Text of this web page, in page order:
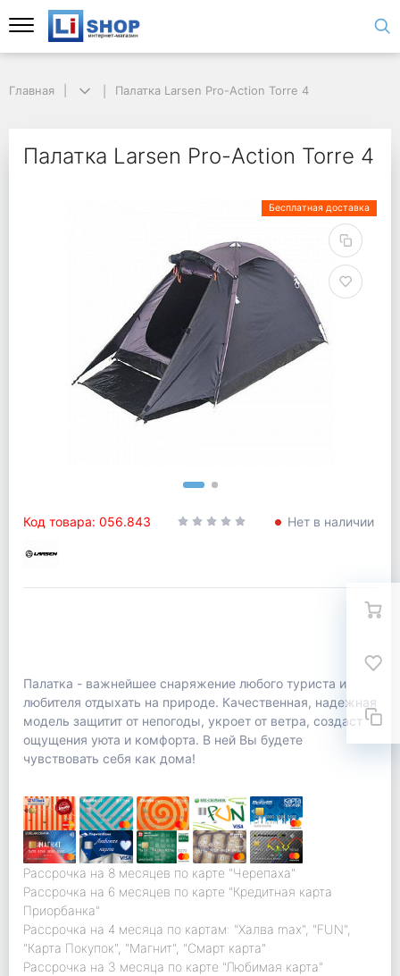
Главная Палатка Larsen Pro-Action Torre 4
Палатка Larsen Pro-Action Torre 4
Бесплатная доставка
Код товара: 056.843 Нет в наличии
Палатка - важнейшее снаряжение любого туриста и
любителя отдыхать на природе. Качественная, надежная
модель защитит от непогоды, укроет от ветра, создаст
ощущения уюта и комфорта. В ней Вы будете
чувствовать себя как дома!
Рассрочка на 8 месяцев по карте "Черепаха"
Рассрочка на 6 месяцев по карте "Кредитная карта
Приорбанка"
Рассрочка на 4 месяца по картам: "Халва max", "FUN",
"Карта Покупок", "Магнит", "Смарт карта"
Рассрочка на 3 месяца по карте "Любимая карта"